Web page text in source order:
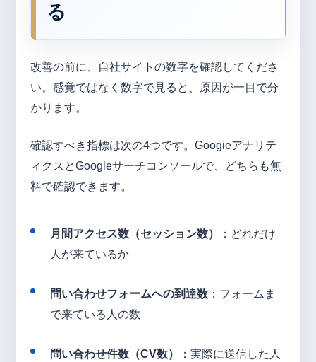
る
改善の前に、自社サイトの数字を確認してくださ
い。感覚ではなく数字で見ると、原因が一目で分
かります。
確認すべき指標は次の4つです。Googieアナリテ
ィクスとGoogleサーチコンソールで、どちらも無
料で確認できます。
月間アクセス数（セッション数）
：どれだけ
人が来ているか
問い合わせフォームへの到達数 ：フォームま
で来ている人の数
問い合わせ件数（CV数）
：実際に送信した人